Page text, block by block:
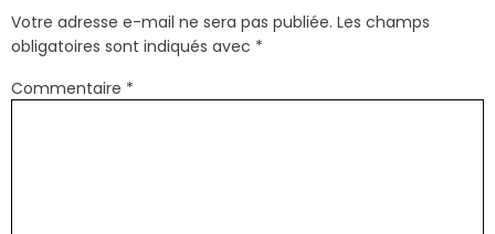
Votre adresse e-mail ne sera pas publiée. Les champs
obligatoires sont indiqués avec *
Commentaire *